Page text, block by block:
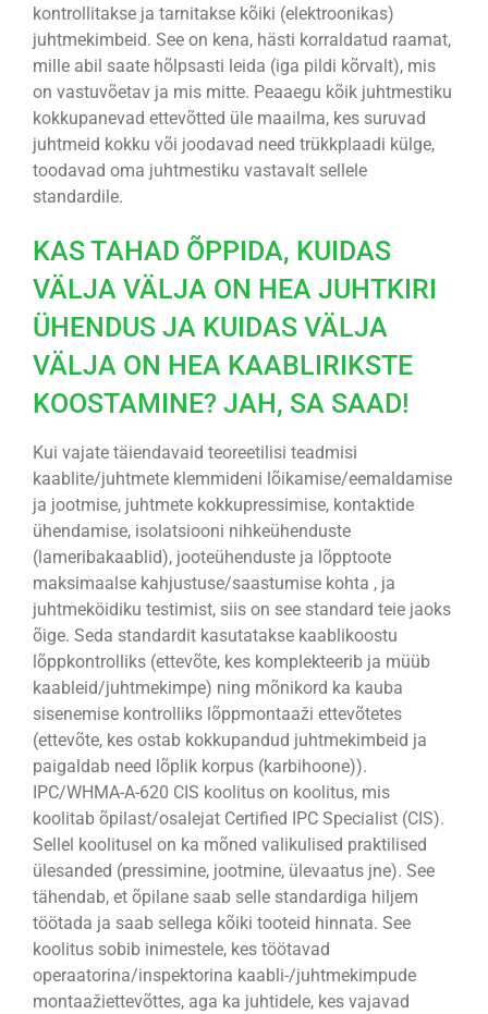
kontrollitakse ja tarnitakse kõiki (elektroonikas)
juhtmekimbeid. See on kena, hästi korraldatud raamat,
mille abil saate hõlpsasti leida (iga pildi kõrvalt), mis
on vastuvõetav ja mis mitte. Peaaegu kõik juhtmestiku
kokkupanevad ettevõtted üle maailma, kes suruvad
juhtmeid kokku või joodavad need trükkplaadi külge,
toodavad oma juhtmestiku vastavalt sellele
standardile.
KAS TAHAD ÕPPIDA, KUIDAS
VÄLJA VÄLJA ON HEA JUHTKIRI
ÜHENDUS JA KUIDAS VÄLJA
VÄLJA ON HEA KAABLIRIKSTE
KOOSTAMINE? JAH, SA SAAD!
Kui vajate täiendavaid teoreetilisi teadmisi
kaablite/juhtmete klemmideni lõikamise/eemaldamise
ja jootmise, juhtmete kokkupressimise, kontaktide
ühendamise, isolatsiooni nihkeühenduste
(lameribakaablid), jooteühenduste ja lõpptoote
maksimaalse kahjustuse/saastumise kohta , ja
juhtmeköidiku testimist, siis on see standard teie jaoks
õige. Seda standardit kasutatakse kaablikoostu
lõppkontrolliks (ettevõte, kes komplekteerib ja müüb
kaableid/juhtmekimpe) ning mõnikord ka kauba
sisenemise kontrolliks lõppmontaaži ettevõtetes
(ettevõte, kes ostab kokkupandud juhtmekimbeid ja
paigaldab need lõplik korpus (karbihoone)).
IPC/WHMA-A-620 CIS koolitus on koolitus, mis
koolitab õpilast/osalejat Certified IPC Specialist (CIS).
Sellel koolitusel on ka mõned valikulised praktilised
ülesanded (pressimine, jootmine, ülevaatus jne). See
tähendab, et õpilane saab selle standardiga hiljem
töötada ja saab sellega kõiki tooteid hinnata. See
koolitus sobib inimestele, kes töötavad
operaatorina/inspektorina kaabli-/juhtmekimpude
montaažiettevõttes, aga ka juhtidele, kes vajavad